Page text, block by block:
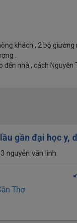
khách , 2 bộ
.
nhà , cách
gần đại học y,
nội thất
nguyễn văn linh
Thơ